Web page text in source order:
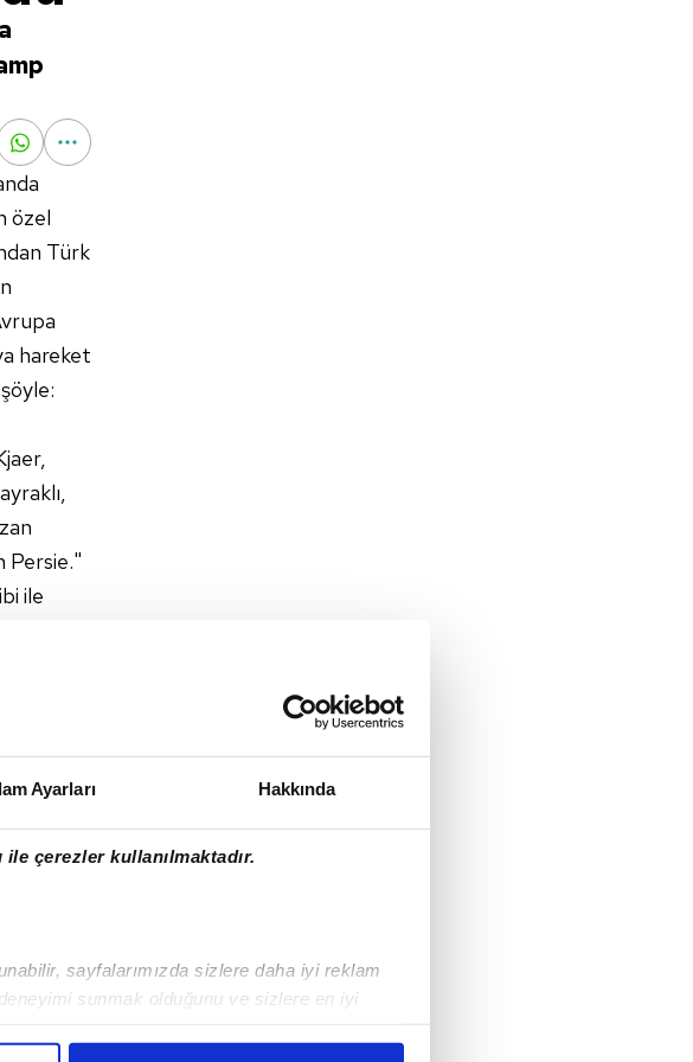
Ayarları Hakkında
çerezler kullanılmaktadır.
sayfalarımızda sizlere daha iyi reklam
sunmak olduğunu ve sizlere en iyi
özel
Türk
hareket
Persie."
ile